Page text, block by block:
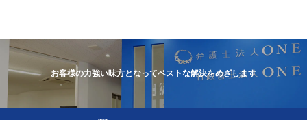
お客様の力強い味方となってベストな解決をめざします